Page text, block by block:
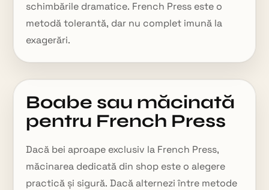
schimbările dramatice. French Press este o
metodă tolerantă, dar nu complet imună la
exagerări.
Boabe sau măcinată
pentru French Press
Dacă bei aproape exclusiv la French Press,
măcinarea dedicată din shop este o alegere
practică și sigură. Dacă alternezi între metode